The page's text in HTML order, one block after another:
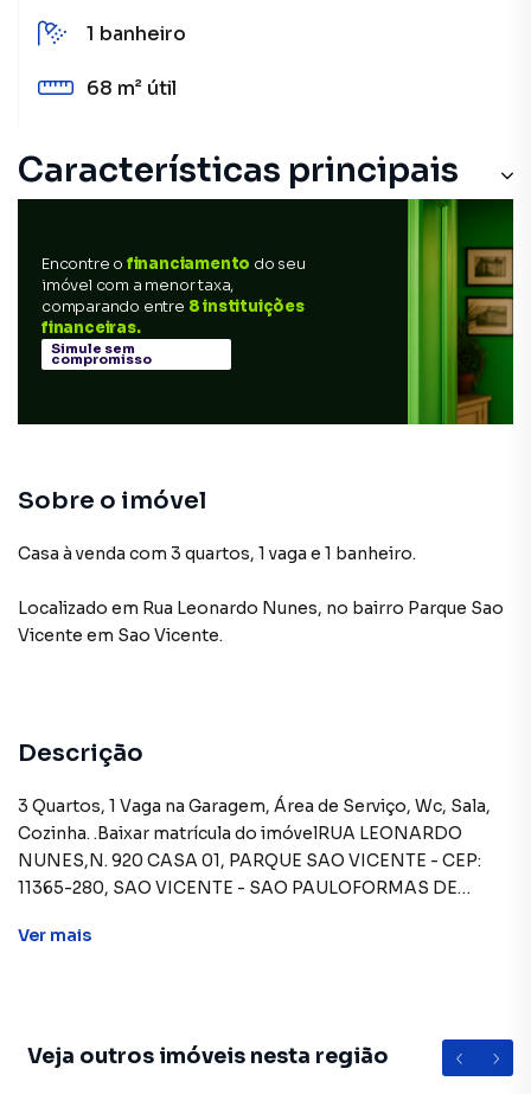
1 banheiro
68 m² útil
Características principais
Encontre o financiamento do seu
imóvel com a menor taxa,
comparando entre 8 instituições
financeiras.
Simule sem
compromisso
Sobre o imóvel
Casa à venda com 3 quartos, 1 vaga e 1 banheiro.
Localizado em Rua Leonardo Nunes, no bairro Parque Sao
Vicente em Sao Vicente.
Descrição
3 Quartos, 1 Vaga na Garagem, Área de Serviço, Wc, Sala,
Cozinha. .Baixar matrícula do imóvelRUA LEONARDO
NUNES,N. 920 CASA 01, PARQUE SAO VICENTE - CEP:
11365-280, SAO VICENTE - SAO PAULOFORMAS DE
utilização de FGTS. Consulte condições e enquadramento.
Condomínio: Sob responsabilidade do comprador, até o
limite de 10% em relação ao valor de avaliação do imóvel. A
Ver mais
Veja outros imóveis nesta região